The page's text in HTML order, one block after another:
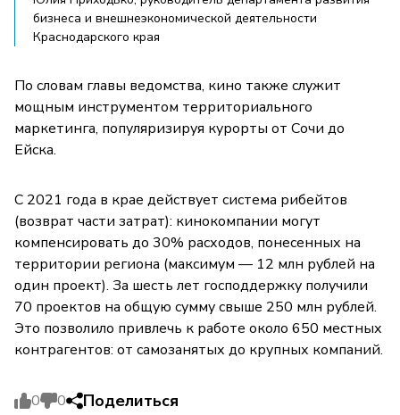
бизнеса и внешнеэкономической деятельности
Краснодарского края
По словам главы ведомства, кино также служит
мощным инструментом территориального
маркетинга, популяризируя курорты от Сочи до
Ейска.
С 2021 года в крае действует система рибейтов
(возврат части затрат): кинокомпании могут
компенсировать до 30% расходов, понесенных на
территории региона (максимум — 12 млн рублей на
один проект). За шесть лет господдержку получили
70 проектов на общую сумму свыше 250 млн рублей.
Это позволило привлечь к работе около 650 местных
контрагентов: от самозанятых до крупных компаний.
0 0 Поделиться